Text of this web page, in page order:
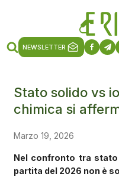
NEWSLETTER
Stato solido vs
chimica si
Marzo 19, 2026
Nel confronto tra
partita del 2026 non è